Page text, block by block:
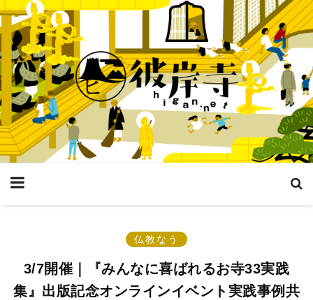
仏教なう
3/7開催｜『みんなに喜ばれるお寺33実践
集』出版記念オンラインイベント実践事例共